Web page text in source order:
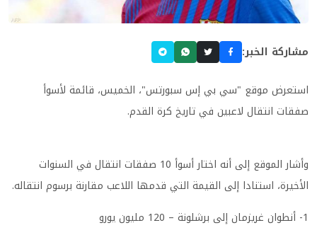
مشاركة الخبر:
استعرض موقع "سي بي إس سبورتس"، الخميس، قائمة لأسوأ
صفقات انتقال لاعبين في تاريخ كرة القدم.
وأشار الموقع إلى أنه اختار أسوأ 10 صفقات انتقال في السنوات
الأخيرة، استنادا إلى القيمة التي قدمها اللاعب مقارنة برسوم انتقاله.
1- أنطوان غريزمان إلى برشلونة – 120 مليون يورو